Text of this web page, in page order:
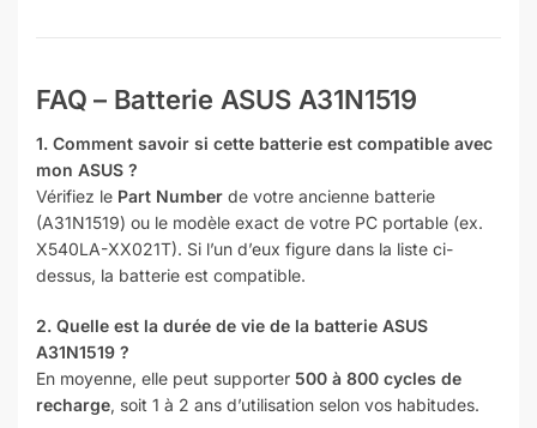
FAQ – Batterie ASUS A31N1519
1. Comment savoir si cette batterie est compatible avec
mon ASUS ?
Vérifiez le Part Number de votre ancienne batterie
(A31N1519) ou le modèle exact de votre PC portable (ex.
X540LA-XX021T). Si l’un d’eux figure dans la liste ci-
dessus, la batterie est compatible.
2. Quelle est la durée de vie de la batterie ASUS
A31N1519 ?
En moyenne, elle peut supporter 500 à 800 cycles de
recharge, soit 1 à 2 ans d’utilisation selon vos habitudes.